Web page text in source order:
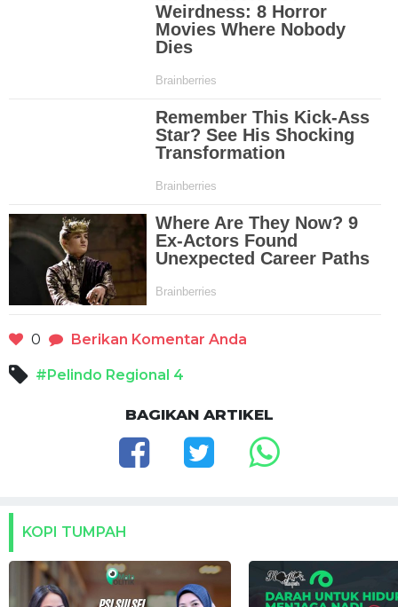
0 Berikan Komentar Anda
#Pelindo Regional 4
BAGIKAN ARTIKEL
KOPI TUMPAH